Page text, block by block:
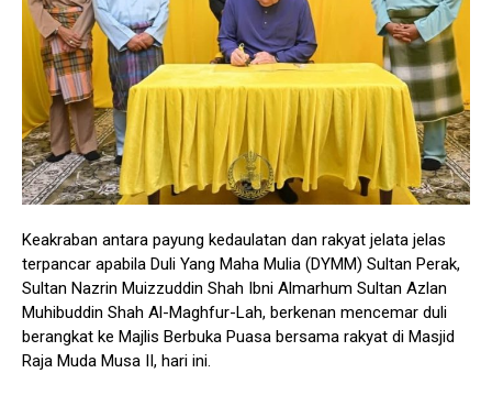
Keakraban antara payung kedaulatan dan rakyat jelata jelas
terpancar apabila Duli Yang Maha Mulia (DYMM) Sultan Perak,
Sultan Nazrin Muizzuddin Shah Ibni Almarhum Sultan Azlan
Muhibuddin Shah Al-Maghfur-Lah, berkenan mencemar duli
berangkat ke Majlis Berbuka Puasa bersama rakyat di Masjid
Raja Muda Musa II, hari ini.